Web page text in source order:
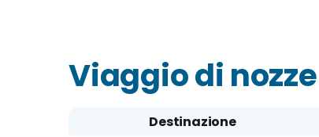
Viaggio di
Destinazione